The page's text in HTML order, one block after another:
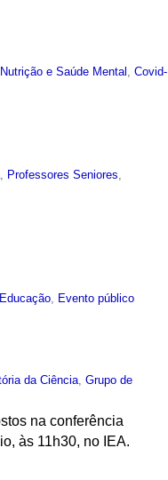
e Saúde Mental,Covid-
Professores Seniores
Educação Evento público
da Ciência,Grupo de
na conferência
às 11h30, no IEA.